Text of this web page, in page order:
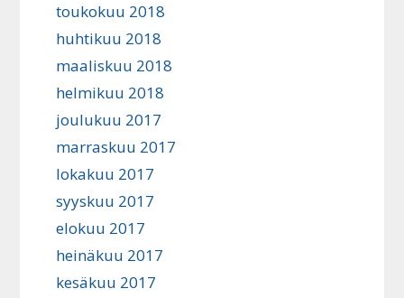
toukokuu 2018
huhtikuu 2018
maaliskuu 2018
helmikuu 2018
joulukuu 2017
marraskuu 2017
lokakuu 2017
syyskuu 2017
elokuu 2017
heinäkuu 2017
kesäkuu 2017